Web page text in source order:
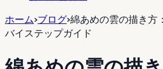
ホーム>ブログ>綿あめの雲の描き方
バイステップガイド